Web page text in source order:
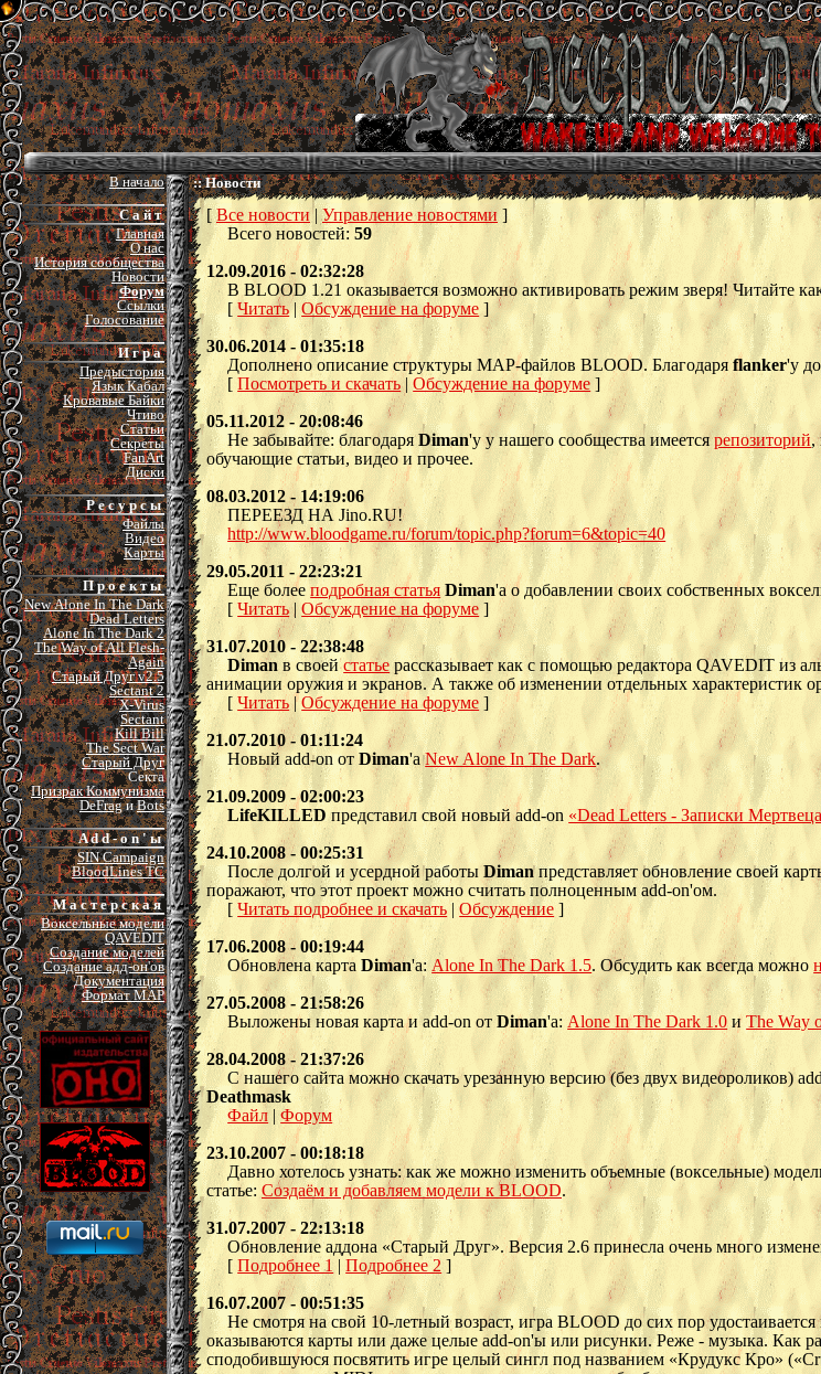
В начало
С а й т
Главная
О нас
История сообщества
Новости
Форум
Ссылки
Голосование
И г р а
Предыстория
Язык Кабал
Кровавые Байки
Чтиво
Статьи
Секреты
FanArt
Диски
Р е с у р с ы
Файлы
Видео
Карты
П р о е к т ы
New Alone In The Dark
Dead Letters
Alone In The Dark 2
The Way of All Flesh-
Again
Старый Друг v2.5
Sectant 2
X-Virus
Sectant
Kill Bill
The Sect War
Старый Друг
Секта
Призрак Коммунизма
DeFragиBots
A d d - o n ' ы
SIN Campaign
BloodLines TC
М а с т е р с к а я
Воксельные модели
QAVEDIT
Создание моделей
Создание адд-он'ов
Документация
Формат MAP
:: Новости
[Все новости|Управление новостями ]
Всего новостей:59
12.09.2016 - 02:32:28
В BLOOD 1.21 оказывается возможно активировать режим зверя! Читайте
[Читать|Обсуждение на форуме ]
30.06.2014 - 01:35:18
Дополнено описание структуры MAP-файлов BLOOD. Благодаряflanker'у
[Посмотреть и скачать|Обсуждение на форуме ]
05.11.2012 - 20:08:46
Не забывайте: благодаряDiman'у у нашего сообщества имеетсярепозиторий,
обучающие статьи, видео и прочее.
08.03.2012 - 14:19:06
ПЕРЕЕЗД НА Jino.RU!
http://www.bloodgame.ru/forum/topic.php?forum=6&topic=40
29.05.2011 - 22:23:21
Еще болееподробная статья Diman'а о добавлении своих собственных
[Читать|Обсуждение на форуме ]
31.07.2010 - 22:38:48
Diman в своейстатьерассказывает как с помощью редактора QAVEDIT из
анимации оружия и экранов. А также об изменении отдельных характеристик
[Читать|Обсуждение на форуме ]
21.07.2010 - 01:11:24
Новый add-on отDiman'аNew Alone In The Dark.
21.09.2009 - 02:00:23
LifeKILLED представил свой новый add-on «Dead Letters - Записки
24.10.2008 - 00:25:31
После долгой и усердной работыDimanпредставляет обновление своей
поражают, что этот проект можно считать полноценным add-on'ом.
[Читать подробнее и скачать|Обсуждение ]
17.06.2008 - 00:19:44
Обновлена картаDiman'а: Alone In The Dark 1.5. Обсудить как всегда можно
27.05.2008 - 21:58:26
Выложены новая карта и add-on отDiman'а: Alone In The Dark 1.0иThe Way
28.04.2008 - 21:37:26
С нашего сайта можно скачать урезанную версию (без двух видеороликов)
Deathmask
Файл |Форум
23.10.2007 - 00:18:18
Давно хотелось узнать: как же можно изменить объемные (воксельные)
статье: Создаём и добавляем модели к BLOOD.
31.07.2007 - 22:13:18
Обновление аддона «Старый Друг». Версия 2.6 принесла очень много
[Подробнее 1 |Подробнее 2 ]
16.07.2007 - 00:51:35
Не смотря на свой 10-летный возраст, игра BLOOD до сих пор
оказываются карты или даже целые add-on'ы или рисунки. Реже - музыка. Как
сподобившуюся посвятить игре целый сингл под названием «Крудукс Кро»